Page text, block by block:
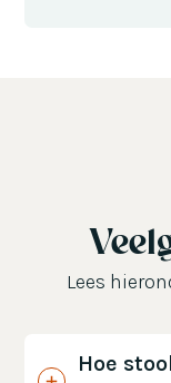
Lees
Hoe